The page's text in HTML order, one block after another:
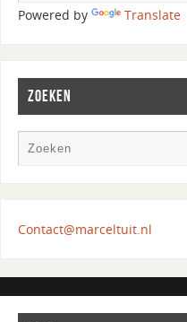
Powered by Translate
ZOEKEN
Contact@marceltuit.nl